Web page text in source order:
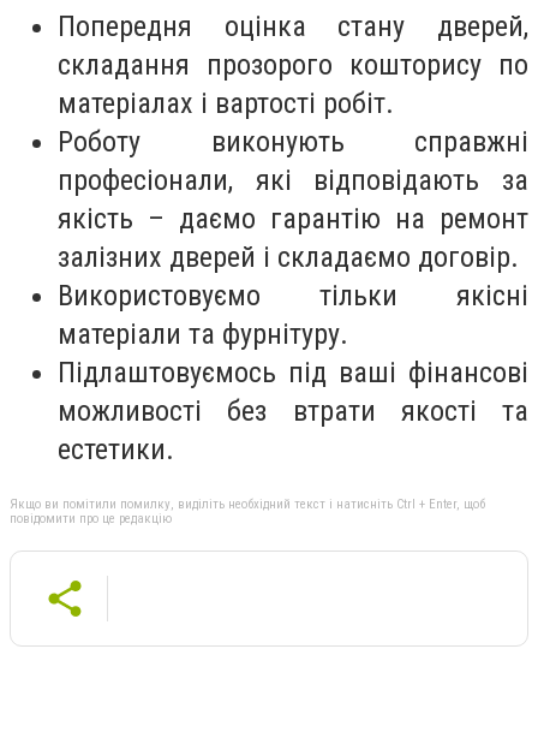
Попередня оцінка стану дверей,
складання прозорого кошторису по
матеріалах і вартості робіт.
Роботу виконують справжні
професіонали, які відповідають за
якість – даємо гарантію на ремонт
залізних дверей і складаємо договір.
Використовуємо тільки якісні
матеріали та фурнітуру.
Підлаштовуємось під ваші фінансові
можливості без втрати якості та
естетики.
Якщо ви помітили помилку, виділіть необхідний текст і натисніть Ctrl + Enter, щоб
повідомити про це редакцію